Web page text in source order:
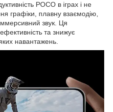
POCO в іграх і не
графіки, плавну взаємодію,
звук. Ця
та знижує
навантажень.